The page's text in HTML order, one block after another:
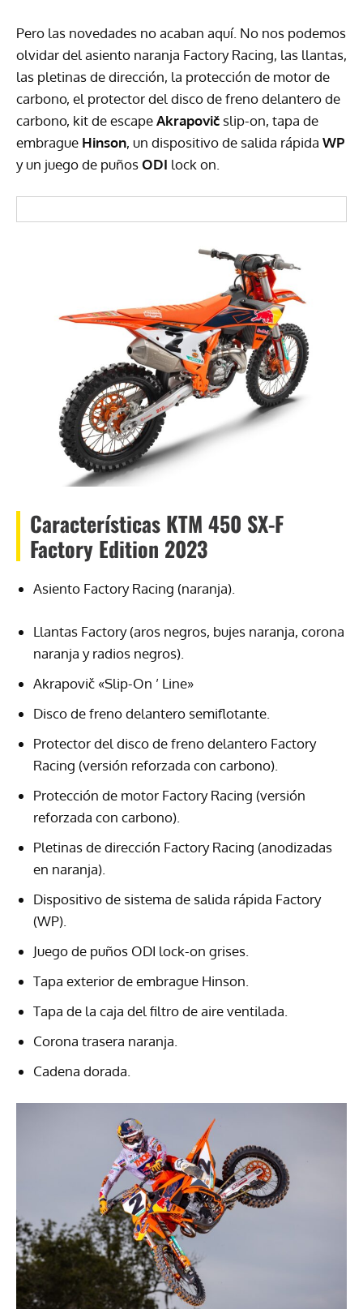
Pero las novedades no acaban aquí. No nos podemos
olvidar del asiento naranja Factory Racing, las llantas,
las pletinas de dirección, la protección de motor de
carbono, el protector del disco de freno delantero de
carbono, kit de escapeAkrapovič slip-on, tapa de
embrague Hinson, un dispositivo de salida rápida WP
y un juego de puñosODI lock on.
Características KTM 450 SX-F
Factory Edition 2023
Asiento Factory Racing (naranja).
Llantas Factory (aros negros, bujes naranja, corona
naranja y radios negros).
Akrapovič «Slip-On ’ Line»
Disco de freno delantero semiflotante.
Protector del disco de freno delantero Factory
Racing (versión reforzada con carbono).
Protección de motor Factory Racing (versión
reforzada con carbono).
Pletinas de dirección Factory Racing (anodizadas
en naranja).
Dispositivo de sistema de salida rápida Factory
(WP).
Juego de puños ODI lock-on grises.
Tapa exterior de embrague Hinson.
Tapa de la caja del filtro de aire ventilada.
Corona trasera naranja.
Cadena dorada.